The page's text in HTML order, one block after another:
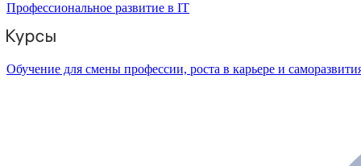
Профессиональное развитие в IT
Обучение для смены профессии, роста в карьере и